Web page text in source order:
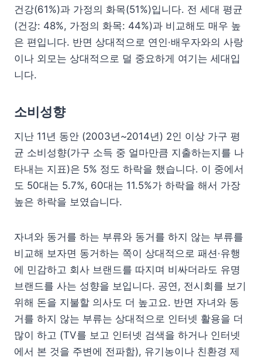
건강(61%)과 가정의 화목(51%)입니다. 전 세대 평균
(건강: 48%, 가정의 화목: 44%)과 비교해도 매우 높
은 편입니다. 반면 상대적으로 연인·배우자와의 사랑
이나 외모는 상대적으로 덜 중요하게 여기는 세대입
니다.
소비성향
지난 11년 동안 (2003년~2014년) 2인 이상 가구 평
균 소비성향(가구 소득 중 얼마만큼 지출하는지를 나
타내는 지표)은 5% 정도 하락을 했습니다. 이 중에서
도 50대는 5.7%, 60대는 11.5%가 하락을 해서 가장
높은 하락을 보였습니다.
자녀와 동거를 하는 부류와 동거를 하지 않는 부류를
비교해 보자면 동거하는 쪽이 상대적으로 패션·유행
에 민감하고 회사 브랜드를 따지며 비싸더라도 유명
브랜드를 사는 성향을 보입니다. 공연, 전시회를 보기
위해 돈을 지불할 의사도 더 높고요. 반면 자녀와 동
거를 하지 않는 부류는 상대적으로 인터넷 활용을 더
많이 하고 (TV를 보고 인터넷 검색을 하거나 인터넷
에서 본 것을 주변에 전파함), 유기농이나 친환경 제